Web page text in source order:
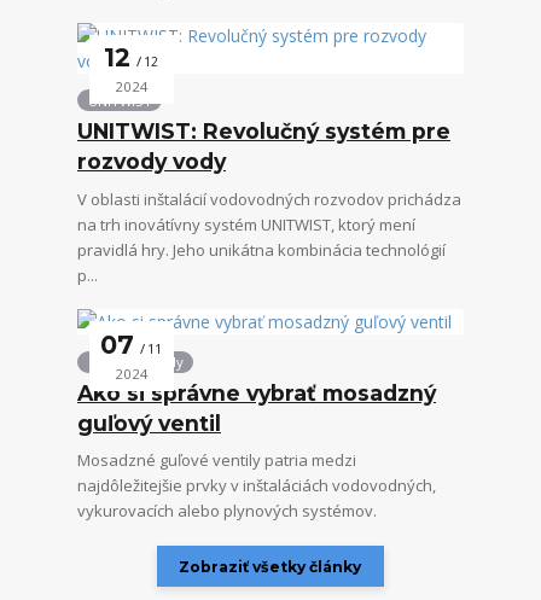
12 12
2024
UNITWIST
UNITWIST: Revolučný systém pre
rozvody vody
V oblasti inštalácií vodovodných rozvodov prichádza
na trh inovátívny systém UNITWIST, ktorý mení
pravidlá hry. Jeho unikátna kombinácia technológií
p...
07 11
2024
Guľové ventily
Ako si správne vybrať mosadzný
guľový ventil
Mosadzné guľové ventily patria medzi
najdôležitejšie prvky v inštaláciách vodovodných,
vykurovacích alebo plynových systémov.
Zobraziť všetky články